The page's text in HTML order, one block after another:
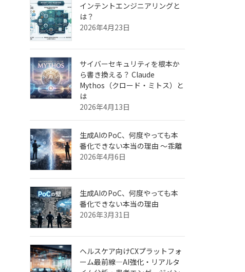
インテントエンジニアリングと
は？
2026年4月23日
サイバーセキュリティを根本か
ら書き換える？ Claude
Mythos（クロード・ミトス）と
は
2026年4月13日
生成AIのPoC、何度やっても本
番化できない本当の理由 ～乖離
2026年4月6日
生成AIのPoC、何度やっても本
番化できない本当の理由
2026年3月31日
ヘルスケア向けCXプラットフォ
ーム最前線—AI強化・リアルタ